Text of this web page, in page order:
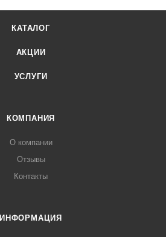
КАТАЛОГ
АКЦИИ
УСЛУГИ
КОМПАНИЯ
О компании
Отзывы
Контакты
ИНФОРМАЦИЯ